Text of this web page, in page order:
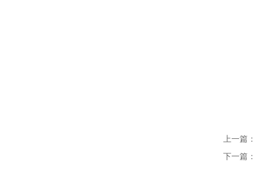
上一篇：
下一篇：